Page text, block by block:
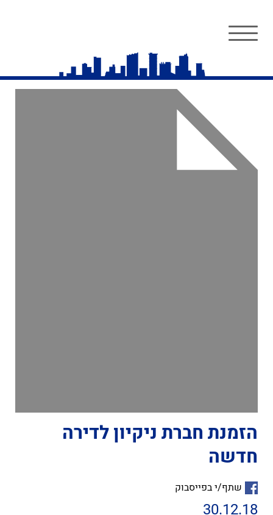
הזמנת חברת ניקיון לדירה
חדשה
שתף/י בפייסבוק
30.12.18